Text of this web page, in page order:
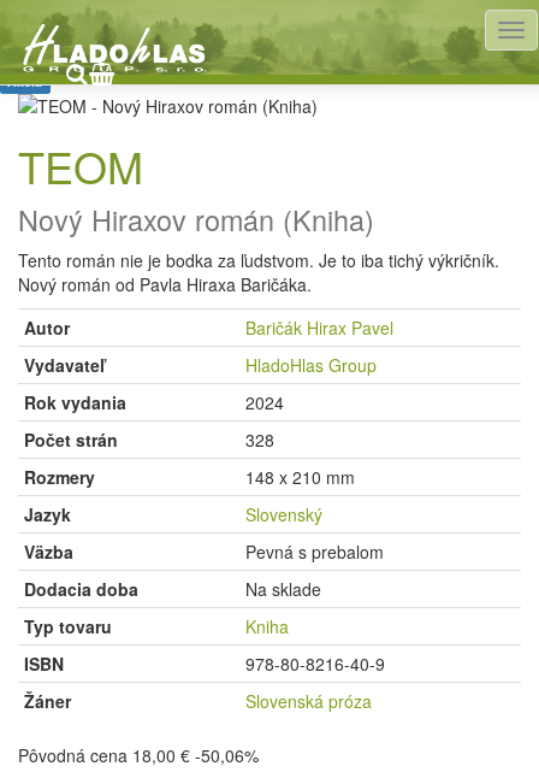
HladoHlas Knihy Próza Slovenské romány
Akcia
TEOM
Nový Hiraxov román (Kniha)
Tento román nie je bodka za ľudstvom. Je to iba tichý výkričník.
Nový román od Pavla Hiraxa Baričáka.
Autor
Baričák Hirax Pavel
Vydavateľ
HladoHlas Group
Rok vydania
2024
Počet strán
328
Rozmery
148 x 210 mm
Jazyk
Slovenský
Väzba
Pevná s prebalom
Dodacia doba
Na sklade
Typ tovaru
Kniha
ISBN
978-80-8216-40-9
Žáner
Slovenská próza
Pôvodná cena 18,00 € -50,06%